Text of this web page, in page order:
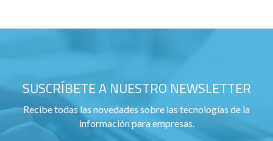
SUSCRÍBETE A NUESTRO NEWSLETTER
Recibe todas las novedades sobre las tecnologías de la
información para empresas.